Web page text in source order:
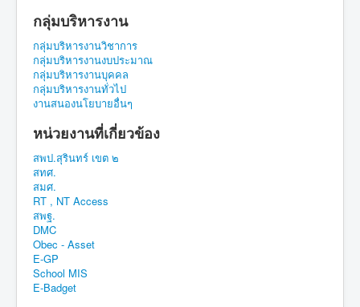
กลุ่มบริหารงาน
กลุ่มบริหารงานวิชาการ
กลุ่มบริหารงานงบประมาณ
กลุ่มบริหารงานบุคคล
กลุ่มบริหารงานทั่วไป
งานสนองนโยบายอื่นๆ
หน่วยงานที่เกี่ยวข้อง
สพป.สุรินทร์ เขต ๒
สทศ.
สมศ.
RT , NT Access
สพฐ.
DMC
Obec - Asset
E-GP
School MIS
E-Badget